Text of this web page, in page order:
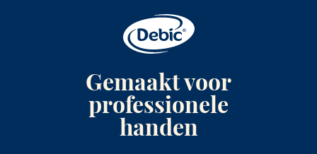
Gemaakt voor
professionele
handen